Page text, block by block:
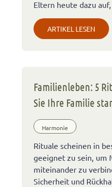
Eltern heute dazu
ARTIKEL LESEN
Familienleben: 5
Sie Ihre Familie
Harmonie
Rituale scheinen in
geeignet zu sein, um
miteinander zu
Sicherheit und